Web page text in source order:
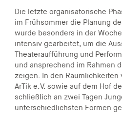
Die letzte organisatorische
im Frühsommer die Planung
wurde besonders in der
intensiv gearbeitet, um die
Theateraufführung und
und ansprechend im Rahmen
zeigen. In den Räumlichkeiten
ArTik e.V. sowie auf dem Hof
schließlich an zwei Tagen
unterschiedlichsten Formen